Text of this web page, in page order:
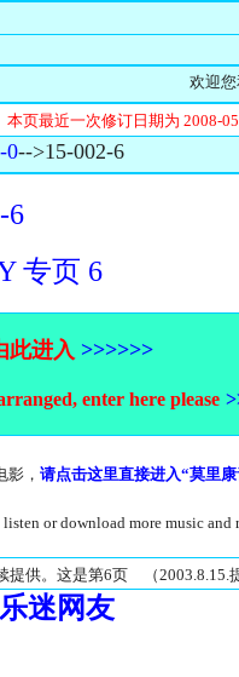
欢迎您和
近一次修订日期为 2008-
0-->15-002-6
6
专页 6
此进入 >>>>>>
enter here please
， 请点击这里直接进入“莫里
or download more music
提供。这是第6页 （2003.8.15.
迷网友